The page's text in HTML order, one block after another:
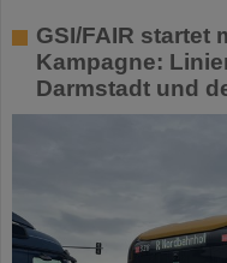
GSI/FAIR startet
Kampagne:
Darmstadt und